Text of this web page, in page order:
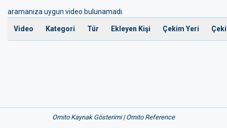
aramanıza uygun video bulunamadı.
Video Kategori Tür Ekleyen Kişi Çekim Yeri
Ornito Kaynak Gösterimi | Ornito Reference